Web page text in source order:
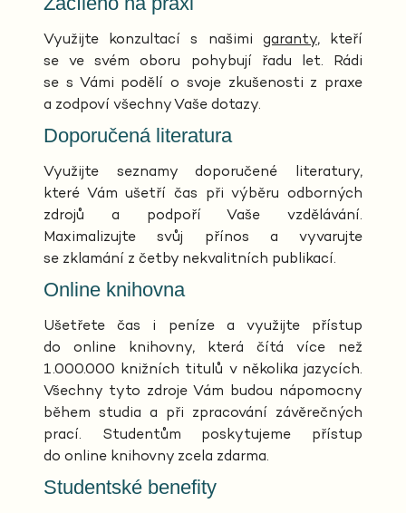
Využijte konzultací s našimi garanty, kteří
se ve svém oboru pohybují řadu let. Rádi
se s Vámi podělí o svoje zkušenosti z praxe
a zodpoví všechny Vaše dotazy.
Doporučená literatura
Využijte seznamy doporučené literatury,
které Vám ušetří čas při výběru odborných
zdrojů a podpoří Vaše vzdělávání.
Maximalizujte svůj přínos a vyvarujte
se zklamání z četby nekvalitních publikací.
Online knihovna
Ušetřete čas i peníze a využijte přístup
do online knihovny, která čítá více než
1.000.000 knižních titulů v několika jazycích.
Všechny tyto zdroje Vám budou nápomocny
během studia a při zpracování závěrečných
prací. Studentům poskytujeme přístup
do online knihovny zcela zdarma.
Studentské benefity